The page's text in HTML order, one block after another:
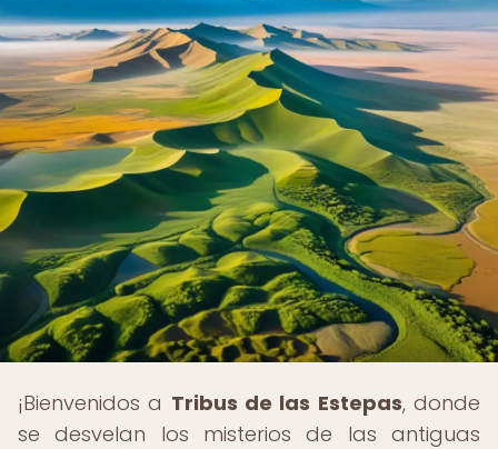
¡Bienvenidos a Tribus de las Estepas, donde
se desvelan los misterios de las antiguas